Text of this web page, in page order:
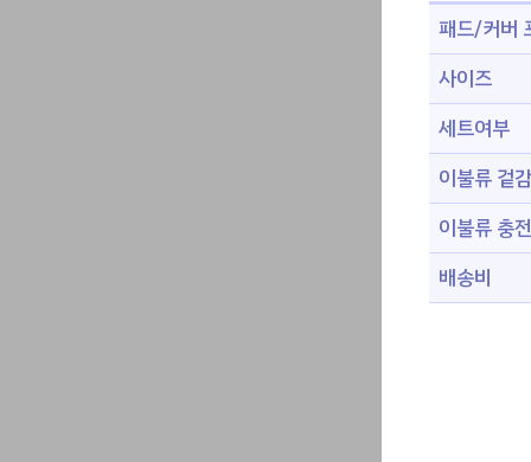
패드/커버
사이즈
세트여부
이불류 겉
이불류 충
배송비